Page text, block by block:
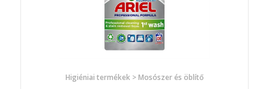
Higiéniai termékek > Mosószer és öblítő